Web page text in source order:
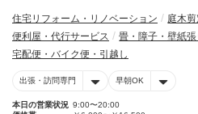
住宅リフォーム・リノベーション
庭木
便利屋・代行サービス
畳・障子・壁紙張
宅配便・バイク便・引越し
出張・訪問専門 早朝OK
本日の営業状況 9:00〜20:00